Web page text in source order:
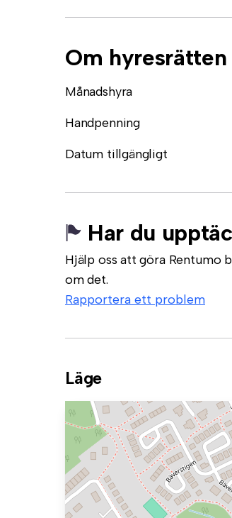
Om hyresrätten
Månadshyra
Handpenning
Datum tillgängligt
Har du
Hjälp oss att göra Rentumo
om det.
Rapportera ett problem
Läge